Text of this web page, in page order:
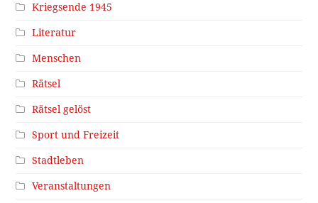
Kriegsende 1945
Literatur
Menschen
Rätsel
Rätsel gelöst
Sport und Freizeit
Stadtleben
Veranstaltungen